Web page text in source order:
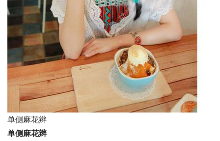
单侧麻花辫
单侧麻花辫